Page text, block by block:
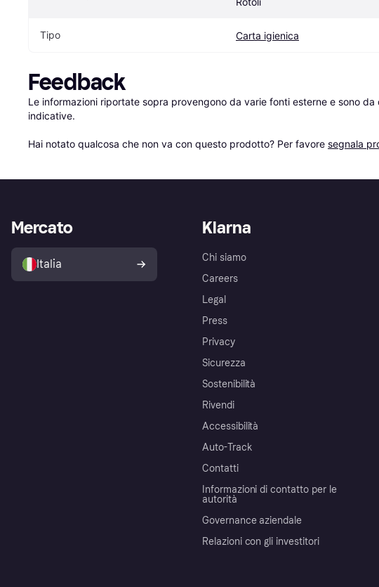
Tipo Carta igienica
Feedback
Le informazioni riportate sopra provengono da varie fonti esterne e sono da
indicative.
Hai notato qualcosa che non va con questo prodotto? Per favore segnala
Klarna
Chi siamo
Careers
Legal
Press
Privacy
Sicurezza
Sostenibilità
Rivendi
Accessibilità
Auto-Track
Contatti
Informazioni di contatto per le
autorità
Governance aziendale
Relazioni con gli investitori
Mercato
Italia